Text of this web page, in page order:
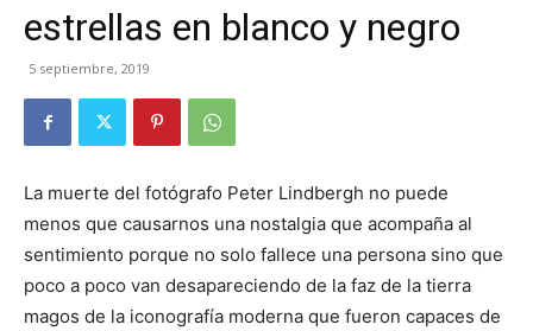
estrellas en blanco y negro
5 septiembre, 2019
La muerte del fotógrafo Peter Lindbergh no puede
menos que causarnos una nostalgia que acompaña al
sentimiento porque no solo fallece una persona sino que
poco a poco van desapareciendo de la faz de la tierra
magos de la iconografía moderna que fueron capaces de